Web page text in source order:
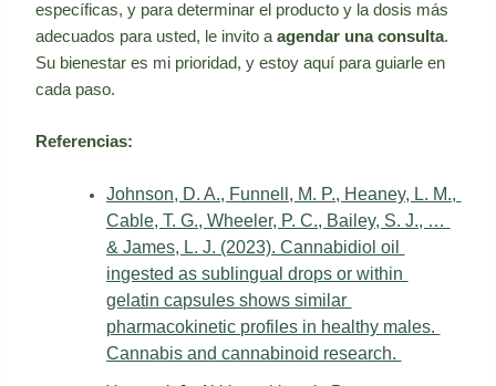
específicas, y para determinar el producto y la dosis más
adecuados para usted, le invito aagendar una consulta.
Su bienestar es mi prioridad, y estoy aquí para guiarle en
cada paso.
Referencias:
Johnson, D. A., Funnell, M. P., Heaney, L. M.,
Cable, T. G., Wheeler, P. C., Bailey, S. J., …
& James, L. J. (2023). Cannabidiol oil
ingested as sublingual drops or within
gelatin capsules shows similar
pharmacokinetic profiles in healthy males.
Cannabis and cannabinoid research.